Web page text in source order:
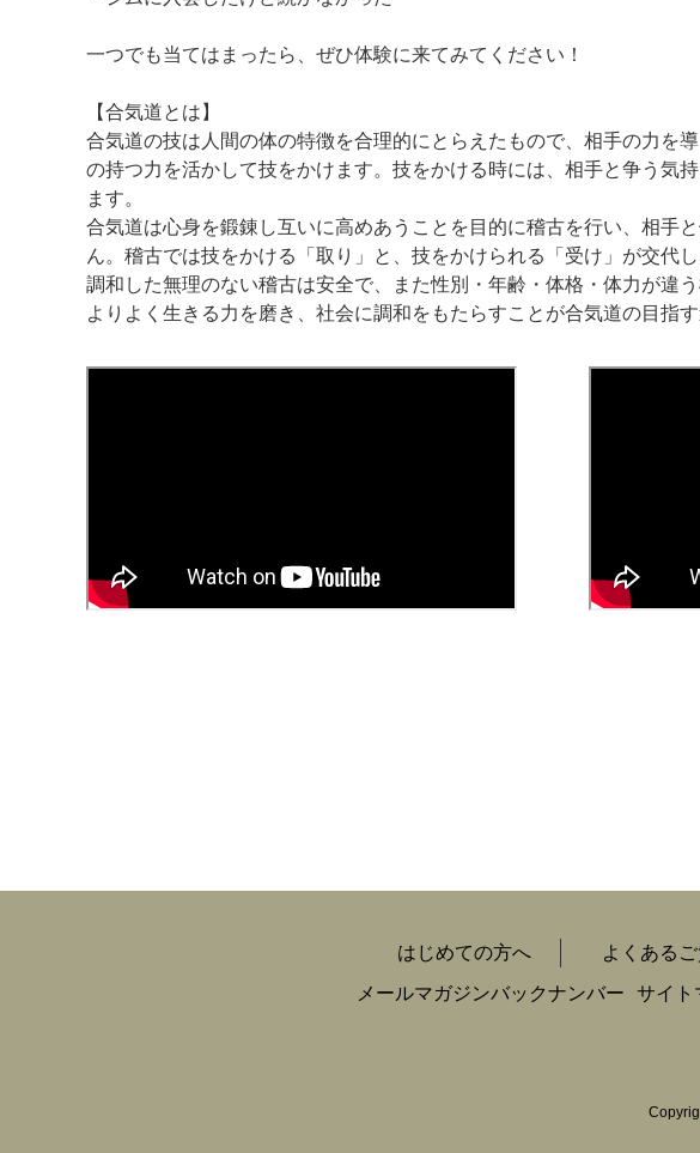
一つでも当てはまったら、ぜひ体験に来てみてください！
【合気道とは】
合気道の技は人間の体の特徴を合理的にとらえたもので、相手の力を
の持つ力を活かして技をかけます。技をかける時には、相手と争う気
ます。
合気道は心身を鍛錬し互いに高めあうことを目的に稽古を行い、相手
ん。稽古では技をかける「取り」と、技をかけられる「受け」が交代
調和した無理のない稽古は安全で、また性別・年齢・体格・体力が違
よりよく生きる力を磨き、社会に調和をもたらすことが合気道の目指す
はじめての方へ よくある
メールマガジンバックナンバー
サイト